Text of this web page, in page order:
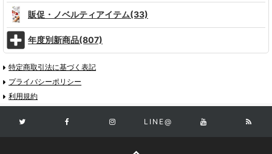
販促・ノベルティアイテム(33)
年度別新商品(807)
特定商取引法に基づく表記
プライバシーポリシー
利用規約
LINE@